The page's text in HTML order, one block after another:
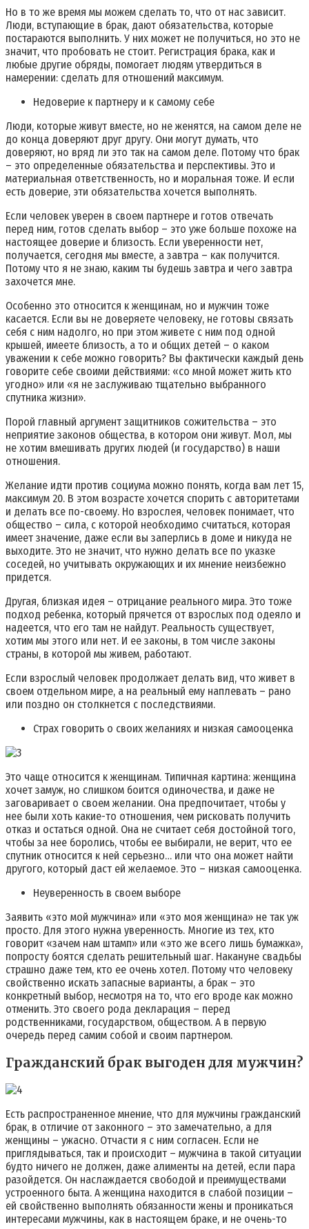
Но в то же время мы можем сделать то, что от нас зависит.
Люди, вступающие в брак, дают обязательства, которые
постараются выполнить. У них может не получиться, но это не
значит, что пробовать не стоит. Регистрация брака, как и
любые другие обряды, помогает людям утвердиться в
намерении: сделать для отношений максимум.
Недоверие к партнеру и к самому себе
Люди, которые живут вместе, но не женятся, на самом деле не
до конца доверяют друг другу. Они могут думать, что
доверяют, но вряд ли это так на самом деле. Потому что брак
– это определенные обязательства и перспективы. Это и
материальная ответственность, но и моральная тоже. И если
есть доверие, эти обязательства хочется выполнять.
Если человек уверен в своем партнере и готов отвечать
перед ним, готов сделать выбор – это уже больше похоже на
настоящее доверие и близость. Если уверенности нет,
получается, сегодня мы вместе, а завтра – как получится.
Потому что я не знаю, каким ты будешь завтра и чего завтра
захочется мне.
Особенно это относится к женщинам, но и мужчин тоже
касается. Если вы не доверяете человеку, не готовы связать
себя с ним надолго, но при этом живете с ним под одной
крышей, имеете близость, а то и общих детей – о каком
уважении к себе можно говорить? Вы фактически каждый день
говорите себе своими действиями: «со мной может жить кто
угодно» или «я не заслуживаю тщательно выбранного
спутника жизни».
Порой главный аргумент защитников сожительства – это
неприятие законов общества, в котором они живут. Мол, мы
не хотим вмешивать других людей (и государство) в наши
отношения.
Желание идти против социума можно понять, когда вам лет 15,
максимум 20. В этом возрасте хочется спорить с авторитетами
и делать все по-своему. Но взрослея, человек понимает, что
общество – сила, с которой необходимо считаться, которая
имеет значение, даже если вы заперлись в доме и никуда не
выходите. Это не значит, что нужно делать все по указке
соседей, но учитывать окружающих и их мнение неизбежно
придется.
Другая, близкая идея – отрицание реального мира. Это тоже
подход ребенка, который прячется от взрослых под одеяло и
надеется, что его там не найдут. Реальность существует,
хотим мы этого или нет. И ее законы, в том числе законы
страны, в которой мы живем, работают.
Если взрослый человек продолжает делать вид, что живет в
своем отдельном мире, а на реальный ему наплевать – рано
или поздно он столкнется с последствиями.
Страх говорить о своих желаниях и низкая самооценка
Это чаще относится к женщинам. Типичная картина: женщина
хочет замуж, но слишком боится одиночества, и даже не
заговаривает о своем желании. Она предпочитает, чтобы у
нее были хоть какие-то отношения, чем рисковать получить
отказ и остаться одной. Она не считает себя достойной того,
чтобы за нее боролись, чтобы ее выбирали, не верит, что ее
спутник относится к ней серьезно… или что она может найти
другого, который даст ей желаемое. Это – низкая самооценка.
Неуверенность в своем выборе
Заявить «это мой мужчина» или «это моя женщина» не так уж
просто. Для этого нужна уверенность. Многие из тех, кто
говорит «зачем нам штамп» или «это же всего лишь бумажка»,
попросту боятся сделать решительный шаг. Накануне свадьбы
страшно даже тем, кто ее очень хотел. Потому что человеку
свойственно искать запасные варианты, а брак – это
конкретный выбор, несмотря на то, что его вроде как можно
отменить. Это своего рода декларация – перед
родственниками, государством, обществом. А в первую
очередь перед самим собой и своим партнером.
Гражданский брак выгоден для мужчин?
Есть распространенное мнение, что для мужчины гражданский
брак, в отличие от законного – это замечательно, а для
женщины – ужасно. Отчасти я с ним согласен. Если не
приглядываться, так и происходит – мужчина в такой ситуации
будто ничего не должен, даже алименты на детей, если пара
разойдется. Он наслаждается свободой и преимуществами
устроенного быта. А женщина находится в слабой позиции –
ей свойственно выполнять обязанности жены и проникаться
интересами мужчины, как в настоящем браке, и не очень-то